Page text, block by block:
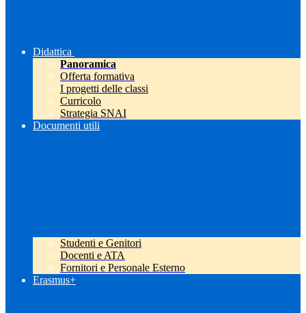
Didattica
Panoramica
Offerta formativa
I progetti delle classi
Curricolo
Strategia SNAI
Documenti utili
Studenti e Genitori
Docenti e ATA
Fornitori e Personale Esterno
Erasmus+